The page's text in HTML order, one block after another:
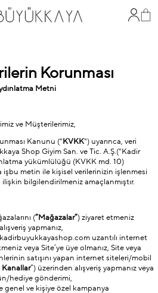
Korunması
Metni
ve Müşterilerimiz,
Kanunu (" KVKK") uyarınca, veri
Shop Giyim San. ve Tic. A.Ş.("Kadir
yükümlülüğü (KVKK md. 10)
metin ile kişisel verilerinizin işlenmesi
ilişkin bilgilendirilmeniz amaçlanmıştır.
(“Mağazalar”) ziyaret etmeniz
yapmanız,
uzantılı internet
veya Site’ye üye olmanız, Site veya
satışını yapan internet siteleri/mobil
Kanallar”) üzerinden alışveriş yapmanız veya
hediye gönderimi,
genel ve kişiye özel kampanya